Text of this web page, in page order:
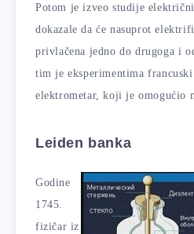
Potom je izveo studije
dokazale da će nasuprot
privlačena jedno do drugoga i
tim je eksperimentima
elektrometar, koji je omogućio
Leiden banka
Godine
1745.
fizičar iz